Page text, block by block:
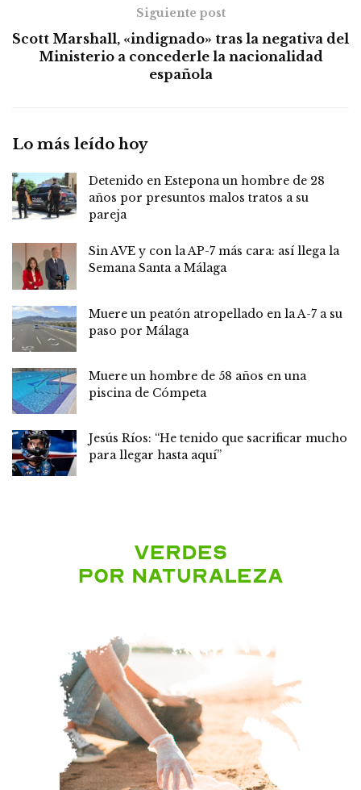
Siguiente post
Scott Marshall, «indignado» tras la negativa del
Ministerio a concederle la nacionalidad
española
Lo más leído hoy
Detenido en Estepona un hombre de 28
años por presuntos malos tratos a su
pareja
Sin AVE y con la AP-7 más cara: así llega la
Semana Santa a Málaga
Muere un peatón atropellado en la A-7 a su
paso por Málaga
Muere un hombre de 58 años en una
piscina de Cómpeta
Jesús Ríos: “He tenido que sacrificar mucho
para llegar hasta aquí”